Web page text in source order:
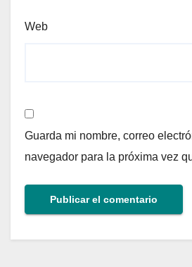
Web
Guarda mi nombre, correo
navegador para la próxima vez